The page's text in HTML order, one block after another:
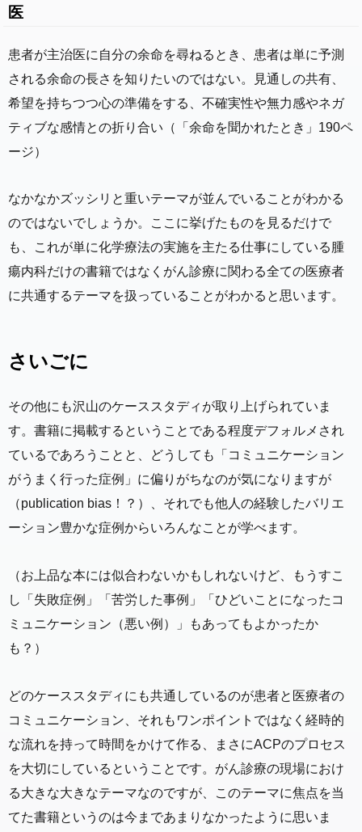
医
患者が主治医に自分の余命を尋ねるとき、患者は単に予測
される余命の長さを知りたいのではない。見通しの共有、
希望を持ちつつ心の準備をする、不確実性や無力感やネガ
ティブな感情との折り合い（「余命を聞かれたとき」190ペ
ージ）
なかなかズッシリと重いテーマが並んでいることがわかる
のではないでしょうか。ここに挙げたものを見るだけで
も、これが単に化学療法の実施を主たる仕事にしている腫
瘍内科だけの書籍ではなくがん診療に関わる全ての医療者
に共通するテーマを扱っていることがわかると思います。
さいごに
その他にも沢山のケーススタディが取り上げられていま
す。書籍に掲載するということである程度デフォルメされ
ているであろうことと、どうしても「コミュニケーション
がうまく行った症例」に偏りがちなのが気になりますが
（publication bias！？）、それでも他人の経験したバリエ
ーション豊かな症例からいろんなことが学べます。
（お上品な本には似合わないかもしれないけど、もうすこ
し「失敗症例」「苦労した事例」「ひどいことになったコ
ミュニケーション（悪い例）」もあってもよかったか
も？）
どのケーススタディにも共通しているのが患者と医療者の
コミュニケーション、それもワンポイントではなく経時的
な流れを持って時間をかけて作る、まさにACPのプロセス
を大切にしているということです。がん診療の現場におけ
る大きな大きなテーマなのですが、このテーマに焦点を当
てた書籍というのは今まであまりなかったように思いま